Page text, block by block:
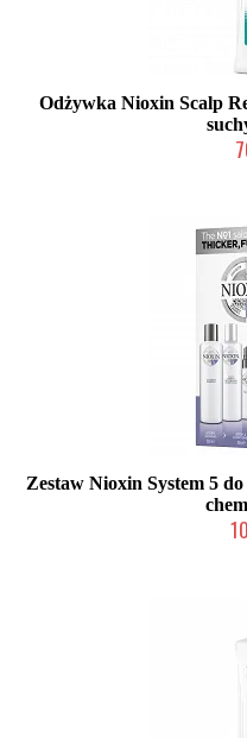
Odżywka Nioxin Scalp
Zestaw Nioxin System 5